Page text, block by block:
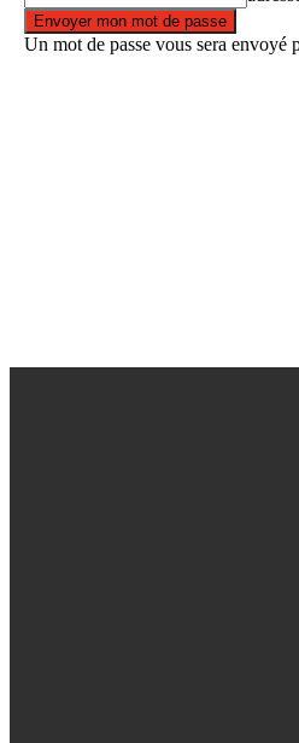
Un mot de passe vous sera envoyé